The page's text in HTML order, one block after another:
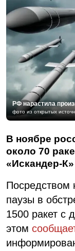
РФ нарастила
фото из открытых
В ноябре
около 70
«Искандер-К»
Посредством
паузы в
1500 ракет с
этом